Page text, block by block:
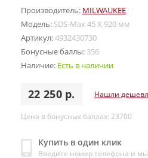
Производитель: MILWAUKEE
Модель: SDS-Max 45 X 920 мм
Артикул:4932430730
Бонусные баллы: 356
Наличие: Есть в наличии
22 250 р. Нашли
Цена в бонусных баллах: 23700
Купить в один клик
Введите номер телефона и